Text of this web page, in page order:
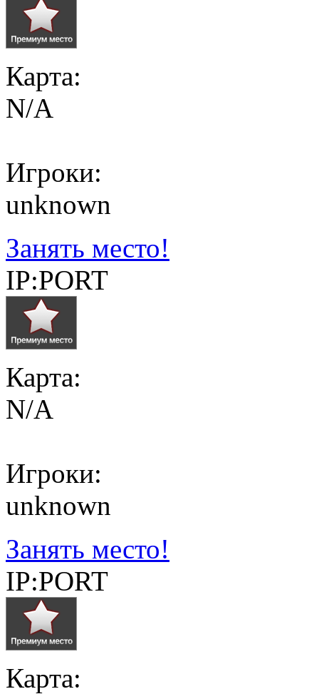
Карта:
N/A
Игроки:
unknown
Занять место!
IP:PORT
Карта:
N/A
Игроки:
unknown
Занять место!
IP:PORT
Карта: